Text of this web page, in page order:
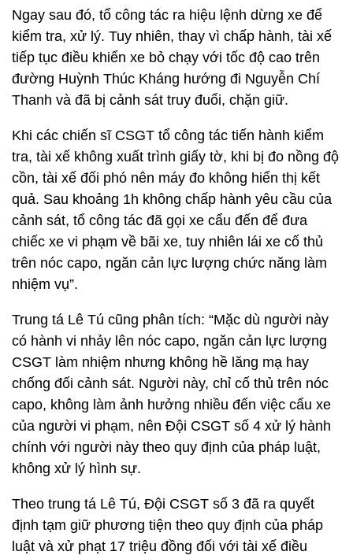
Ngay sau đó, tổ công tác ra hiệu lệnh dừng xe để
kiểm tra, xử lý. Tuy nhiên, thay vì chấp hành, tài xế
tiếp tục điều khiển xe bỏ chạy với tốc độ cao trên
đường Huỳnh Thúc Kháng hướng đi Nguyễn Chí
Thanh và đã bị cảnh sát truy đuổi, chặn giữ.
Khi các chiến sĩ CSGT tổ công tác tiến hành kiểm
tra, tài xế không xuất trình giấy tờ, khi bị đo nồng độ
cồn, tài xế đối phó nên máy đo không hiển thị kết
quả. Sau khoảng 1h không chấp hành yêu cầu của
cảnh sát, tổ công tác đã gọi xe cẩu đến để đưa
chiếc xe vi phạm về bãi xe, tuy nhiên lái xe cố thủ
trên nóc capo, ngăn cản lực lượng chức năng làm
nhiệm vụ”.
Trung tá Lê Tú cũng phân tích: “Mặc dù người này
có hành vi nhảy lên nóc capo, ngăn cản lực lượng
CSGT làm nhiệm nhưng không hề lăng mạ hay
chống đối cảnh sát. Người này, chỉ cố thủ trên nóc
capo, không làm ảnh hưởng nhiều đến việc cẩu xe
của người vi phạm, nên Đội CSGT số 4 xử lý hành
chính với người này theo quy định của pháp luật,
không xử lý hình sự.
Theo trung tá Lê Tú, Đội CSGT số 3 đã ra quyết
định tạm giữ phương tiện theo quy định của pháp
luật và xử phạt 17 triệu đồng đối với tài xế điều